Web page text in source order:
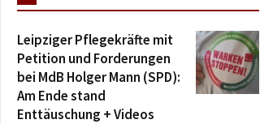
Leipziger Pflegekräfte mit
Petition und Forderungen
bei MdB Holger Mann (SPD):
Am Ende stand
Enttäuschung + Videos